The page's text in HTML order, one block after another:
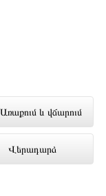
Առաքում և վճարում
Վերադարձ